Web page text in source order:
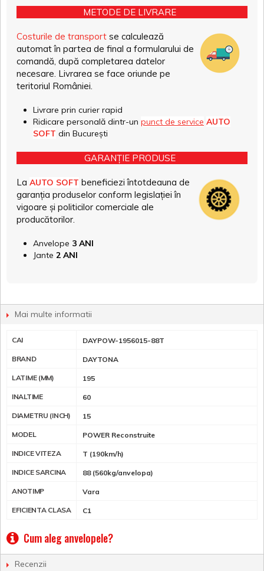
METODE DE LIVRARE
Costurile de transport se calculează
automat în partea de final a formularului de
comandă, după completarea datelor
necesare. Livrarea se face oriunde pe
teritoriul României.
Livrare prin curier rapid
Ridicare personală dintr-un punct de service AUTO
SOFT din București
GARANȚIE PRODUSE
La AUTO SOFT beneficiezi întotdeauna de
garanția produselor conform legislației în
vigoare și politicilor comerciale ale
producătorilor.
Anvelope 3 ANI
Jante 2 ANI
Mai multe informatii
CAI DAYPOW-1956015-88T
BRAND DAYTONA
LATIME (MM) 195
INALTIME 60
DIAMETRU (INCH) 15
MODEL POWER Reconstruite
INDICE VITEZA T (190km/h)
INDICE SARCINA 88 (560kg/anvelopa)
ANOTIMP Vara
EFICIENTA CLASA C1
Cum aleg anvelopele?
Recenzii